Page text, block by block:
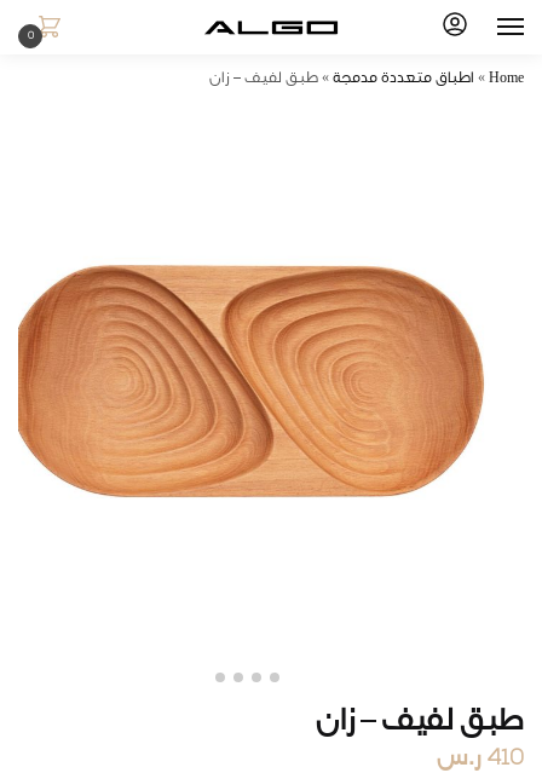
0
Home
» اطباق متعددة مدمجة » طبق لفيف – زان
طبق لفيف – زان
410 ر.س